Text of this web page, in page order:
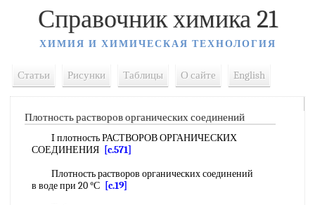
Справочник химика 21
ХИМИЯ И ХИМИЧЕСКАЯ ТЕХНОЛОГИЯ
Статьи Рисунки Таблицы О сайте English
Плотность растворов органических соединений
I плотность РАСТВОРОВ ОРГАНИЧЕСКИХ
СОЕДИНЕНИЯ [c.571]
Плотность растворов органических соединений
в воде при 20 °С [c.19]